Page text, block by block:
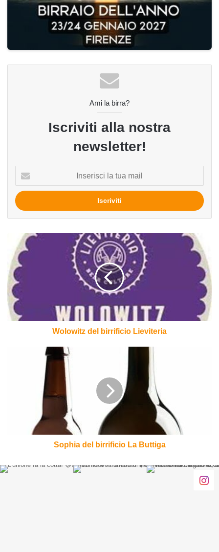
Ami la birra?
Iscriviti alla nostra
newsletter!
tua
mail
Wolowitz
birrificio
Lieviteria
Wolowitz del birrificio Lieviteria
Sophia del birrificio La Buttiga